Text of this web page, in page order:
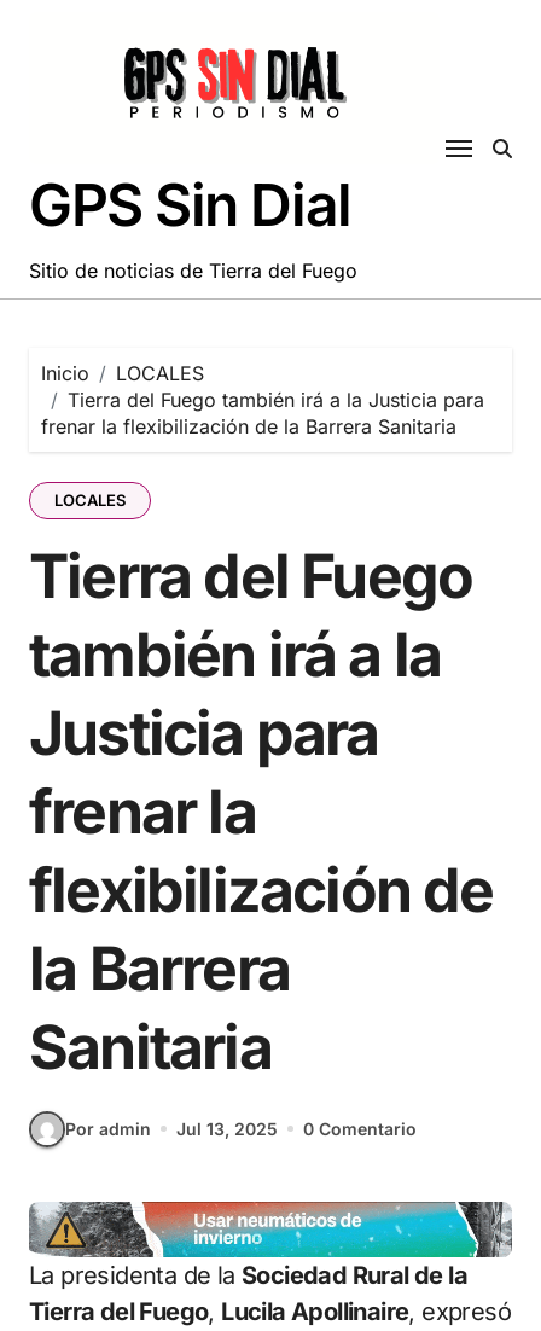
GPS Sin Dial
Sitio de noticias de Tierra del Fuego
Inicio
LOCALES
Tierra del Fuego también irá a la Justicia para
frenar la flexibilización de la Barrera Sanitaria
LOCALES
Tierra del Fuego
también irá a la
Justicia para
frenar la
flexibilización de
la Barrera
Sanitaria
Por admin Jul 13, 2025 0 Comentario
La presidenta de la Sociedad Rural de la
Tierra del Fuego, Lucila Apollinaire, expresó